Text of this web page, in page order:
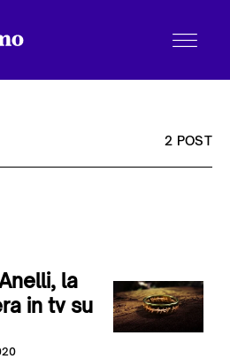
2 POST
la
in tv su